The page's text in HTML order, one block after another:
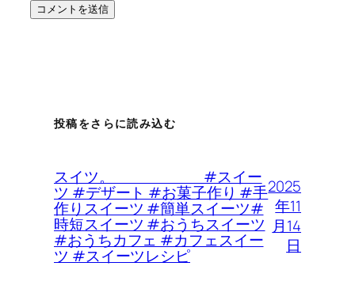
投稿をさらに読み込む
スイツ。 #スイー
ツ #デザート #お菓子作り #手
作りスイーツ #簡単スイーツ#
時短スイーツ #おうちスイーツ
#おうちカフェ #カフェスイー
ツ #スイーツレシピ
2025
年11
月14
日